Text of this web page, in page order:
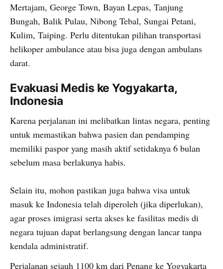
Mertajam, George Town, Bayan Lepas, Tanjung
Bungah, Balik Pulau, Nibong Tebal, Sungai Petani,
Kulim, Taiping. Perlu ditentukan pilihan transportasi
helikoper ambulance atau bisa juga dengan ambulans
darat.
Evakuasi Medis ke Yogyakarta,
Indonesia
Karena perjalanan ini melibatkan lintas negara, penting
untuk memastikan bahwa pasien dan pendamping
memiliki paspor yang masih aktif setidaknya 6 bulan
sebelum masa berlakunya habis.
Selain itu, mohon pastikan juga bahwa visa untuk
masuk ke Indonesia telah diperoleh (jika diperlukan),
agar proses imigrasi serta akses ke fasilitas medis di
negara tujuan dapat berlangsung dengan lancar tanpa
kendala administratif.
Perjalanan sejauh 1100 km dari Penang ke Yogyakarta